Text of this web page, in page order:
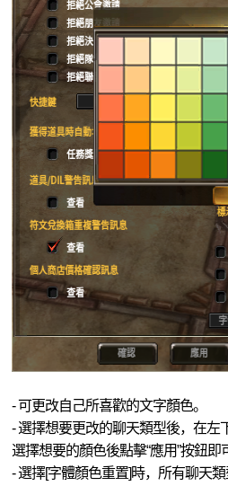
- 可更改自己所喜歡的文字顏色。
- 選擇想要更改的聊天類型後，在左
選擇想要的顏色後點擊“應用”按鈕即
- 選擇[字體顏色重置]時，所有聊天類